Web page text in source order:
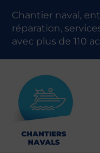
Chantier naval,
réparation,
avec plus de 110
CHANTIERS
NAVALS